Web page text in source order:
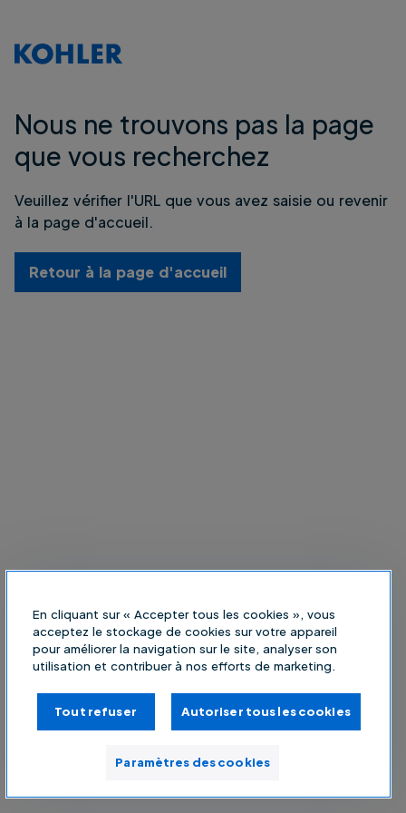
Nous ne trouvons pas la page
que vous recherchez
Veuillez vérifier l'URL que vous avez saisie ou revenir
à la page d'accueil.
Retour à la page d'accueil
En cliquant sur « Accepter tous les cookies », vous
acceptez le stockage de cookies sur votre appareil
pour améliorer la navigation sur le site, analyser son
utilisation et contribuer à nos efforts de marketing.
Tout refuser Autoriser tous les cookies
Paramètres des cookies